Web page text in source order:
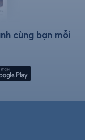
cùng bạn mỗi